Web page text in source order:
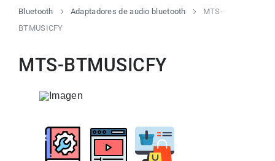
Bluetooth
Adaptadores de audio bluetooth
MTS-
BTMUSICFY
MTS-BTMUSICFY